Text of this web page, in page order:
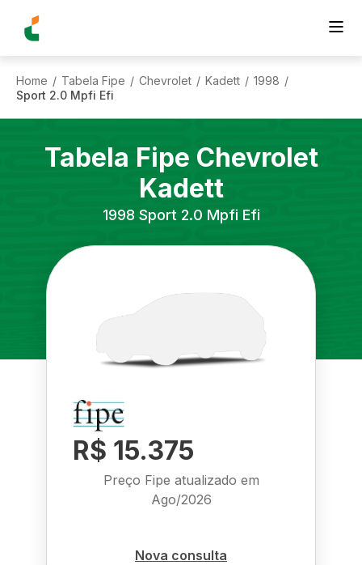
Home / Tabela Fipe / Chevrolet / Kadett / 1998 /
Sport 2.0 Mpfi Efi
Tabela Fipe Chevrolet
Kadett
1998 Sport 2.0 Mpfi Efi
R$ 15.375
Preço Fipe atualizado em
Ago/2026
Nova consulta